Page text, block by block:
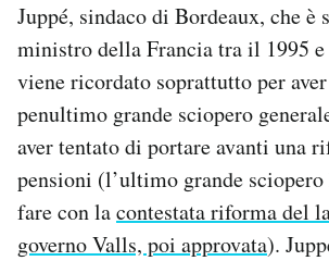
Juppé, sindaco di Bordeaux, che è
ministro della Francia tra il 1995
viene ricordato soprattutto per
penultimo grande sciopero
aver tentato di portare avanti una
pensioni (l’ultimo grande sciopero
fare con lacontestata riforma del
governo Valls, poi approvata).